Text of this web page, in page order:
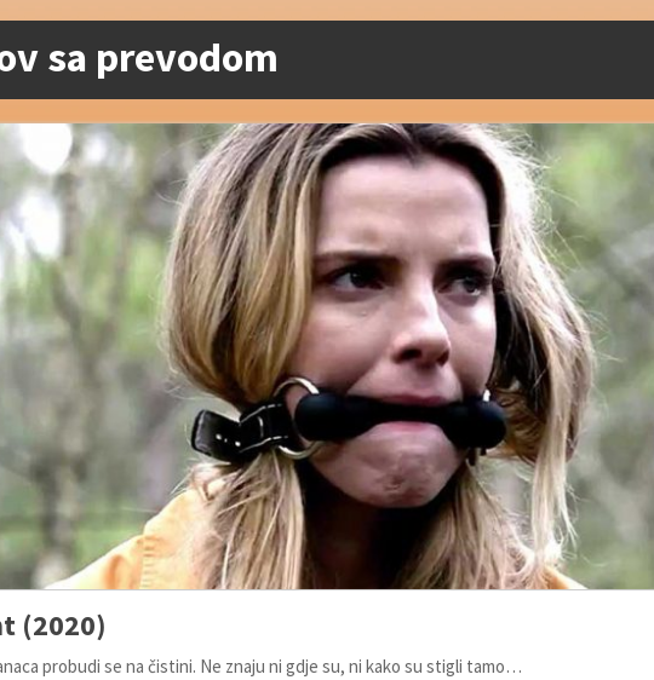
sa prevodom
(2020)
probudi se na čistini. Ne znaju ni gdje su, ni kako su stigli tamo…